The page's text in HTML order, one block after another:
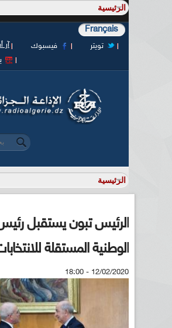
Français
فيسبوك
تويتر
الرئيس تبون يستقبل
الوطنية المستقلة
12/02/2020 - 18:00